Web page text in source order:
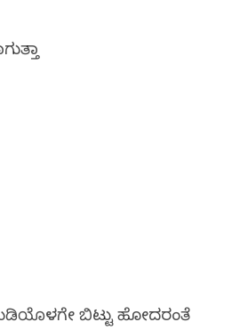
ಬಿಟ್ಟು ಹೋದರಂತೆ